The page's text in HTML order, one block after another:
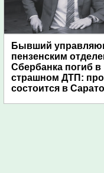
Бывший
пензенским
Сбербанка погиб в
страшном ДТП:
состоится в